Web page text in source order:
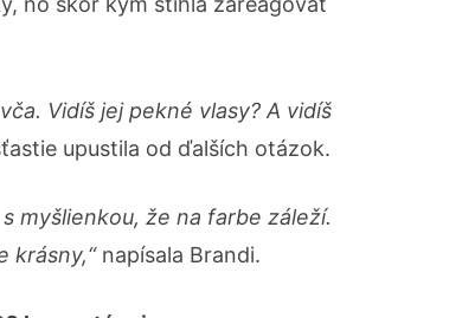
Vidíš jej pekné vlasy? A vidíš
upustila od ďalších otázok.
myšlienkou, že na farbe záleží.
krásny,“napísala Brandi.